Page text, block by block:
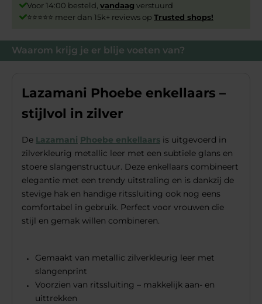
Waarom krijg je er blije voeten van?
Lazamani Phoebe enkellaars –
stijlvol in zilver
De Lazamani Phoebe enkellaars is uitgevoerd in
zilverkleurig metallic leer met een subtiele glans en
stoere slangenstructuur. Deze enkellaars combineert
elegantie met een trendy uitstraling en is dankzij de
stevige hak en handige ritssluiting ook nog eens
comfortabel in gebruik. Perfect voor vrouwen die
stijl en gemak willen combineren.
Gemaakt van metallic zilverkleurig leer met
slangenprint
Voorzien van ritssluiting – makkelijk aan- en
uittrekken
Voor 14:00 besteld, vandaag verstuurd
⭐⭐⭐⭐⭐ meer dan 15k+ reviews op Trusted shops!